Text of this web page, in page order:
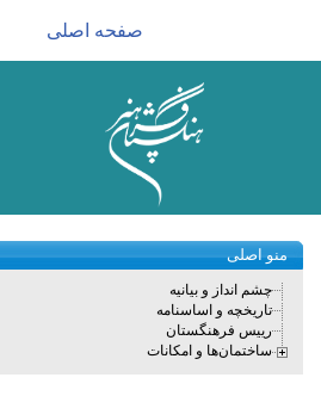
صفحه اصلی
منو اصلی
چشم انداز و بیانیه
تاریخچه و اساسنامه
رییس فرهنگستان
ساختمان‌ها و امکانات